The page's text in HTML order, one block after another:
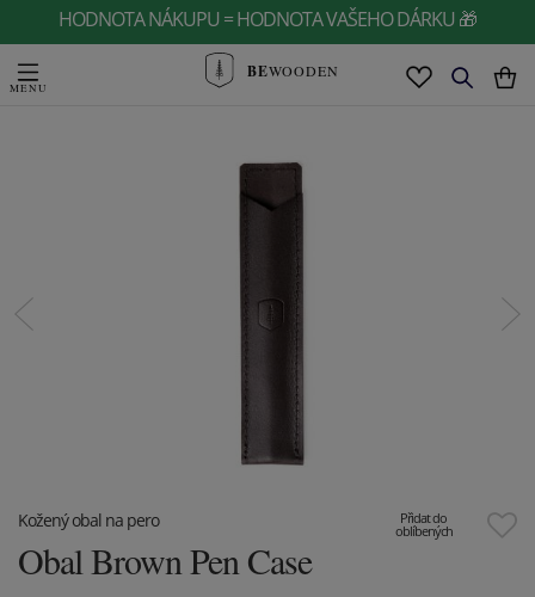
HODNOTA NÁKUPU = HODNOTA VAŠEHO DÁRKU 🎁
BEWOODEN
Přidat do
oblíbených
Kožený obal na pero
Obal Brown Pen Case